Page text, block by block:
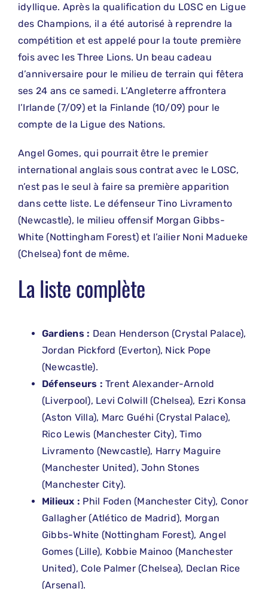
idyllique. Après la qualification du LOSC en Ligue
des Champions, il a été autorisé à reprendre la
compétition et est appelé pour la toute première
fois avec les Three Lions. Un beau cadeau
d’anniversaire pour le milieu de terrain qui fêtera
ses 24 ans ce samedi. L’Angleterre affrontera
l’Irlande (7/09) et la Finlande (10/09) pour le
compte de la Ligue des Nations.
Angel Gomes, qui pourrait être le premier
international anglais sous contrat avec le LOSC,
n’est pas le seul à faire sa première apparition
dans cette liste. Le défenseur Tino Livramento
(Newcastle), le milieu offensif Morgan Gibbs-
White (Nottingham Forest) et l’ailier Noni Madueke
(Chelsea) font de même.
La liste complète
Gardiens : Dean Henderson (Crystal Palace),
Jordan Pickford (Everton), Nick Pope
(Newcastle).
Défenseurs : Trent Alexander-Arnold
(Liverpool), Levi Colwill (Chelsea), Ezri Konsa
(Aston Villa), Marc Guéhi (Crystal Palace),
Rico Lewis (Manchester City), Timo
Livramento (Newcastle), Harry Maguire
(Manchester United), John Stones
(Manchester City).
Milieux : Phil Foden (Manchester City), Conor
Gallagher (Atlético de Madrid), Morgan
Gibbs-White (Nottingham Forest), Angel
Gomes (Lille), Kobbie Mainoo (Manchester
United), Cole Palmer (Chelsea), Declan Rice
(Arsenal).